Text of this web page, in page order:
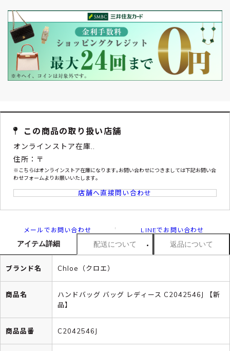
この商品の取り扱い店舗
オンラインストア在庫..
住所：〒
※こちらはオンラインストア在庫になります｡お問い合わせにつきましては下記お問い合
わせフォームよりお願いいたします｡
店舗へ直接問い合わせ
メールでお問い合わせ LINEでお問い合わせ
アイテム詳細 配送について 返品について
ブランド名 Chloe（クロエ）
商品名
ハンドバッグ バッグ レディース C2042546J 【新
品】
商品品番 C2042546J